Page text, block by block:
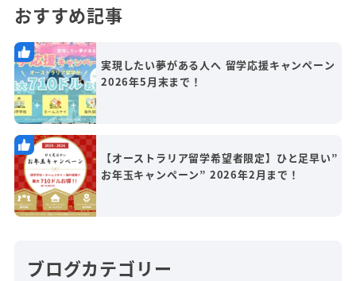
おすすめ記事
実現したい夢がある人へ 留学応援キャンペーン
2026年5月末まで！
【オーストラリア留学希望者限定】ひと足早い”
お年玉キャンペーン” 2026年2月まで！
ブログカテゴリー